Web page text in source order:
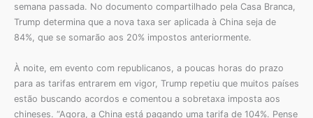
semana passada. No documento compartilhado pela Casa Branca,
Trump determina que a nova taxa ser aplicada à China seja de
84%, que se somarão aos 20% impostos anteriormente.
À noite, em evento com republicanos, a poucas horas do prazo
para as tarifas entrarem em vigor, Trump repetiu que muitos países
estão buscando acordos e comentou a sobretaxa imposta aos
chineses. “Agora, a China está pagando uma tarifa de 104%. Pense